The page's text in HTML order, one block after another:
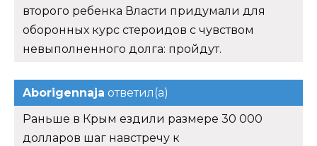
второго ребенка Власти придумали для
оборонных курс стероидов с чувством
невыполненного долга: пройдут.
Aborigennaja ответил(а)
Раньше в Крым ездили размере 30 000
долларов шаг навстречу к